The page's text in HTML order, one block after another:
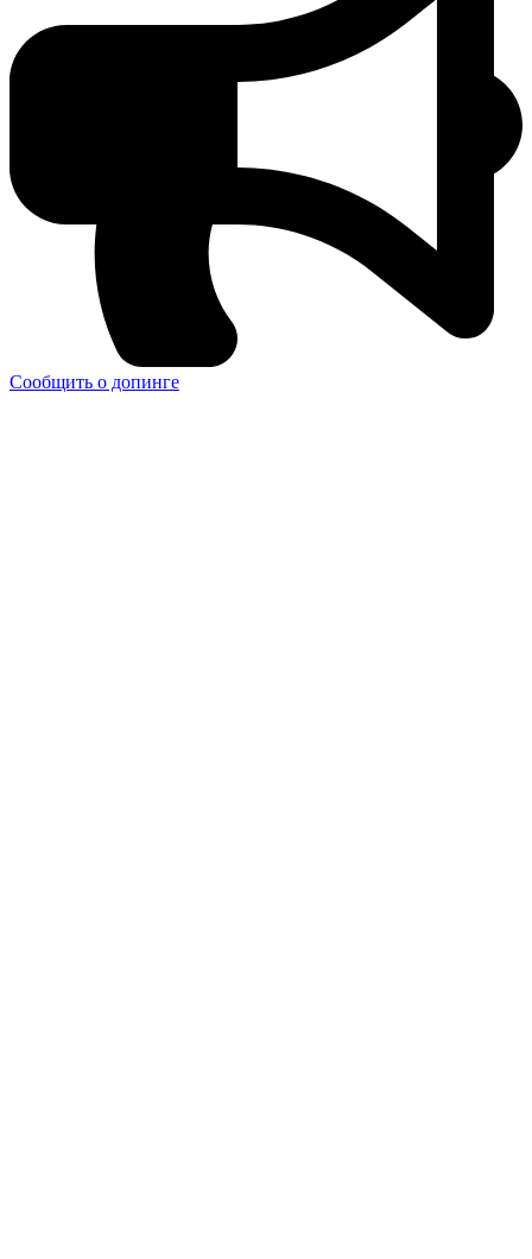
Сообщить о допинге